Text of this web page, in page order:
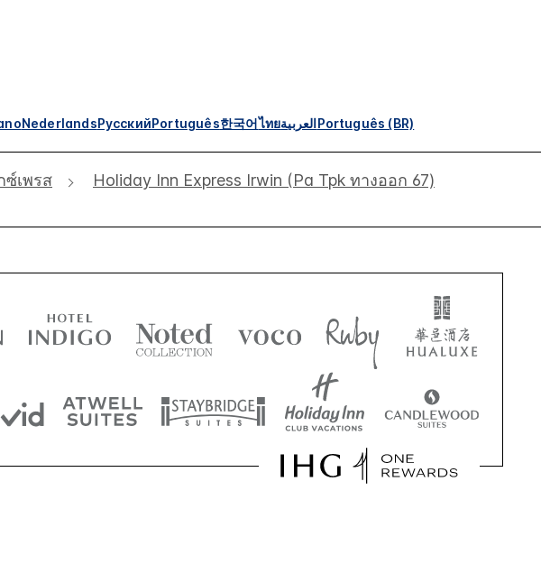
NederlandsРусскийPortuguês한국어ไทยالعربيةPortuguês (BR)
ซ์เพรส
Holiday Inn Express Irwin (Pa Tpk ทางออก 67)